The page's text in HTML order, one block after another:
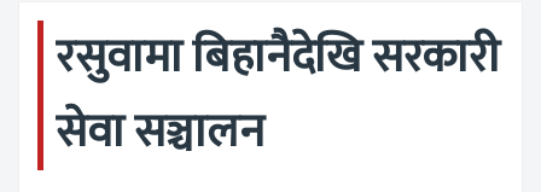
रसुवामा बिहानैदेखि सरकारी
सेवा सञ्चालन